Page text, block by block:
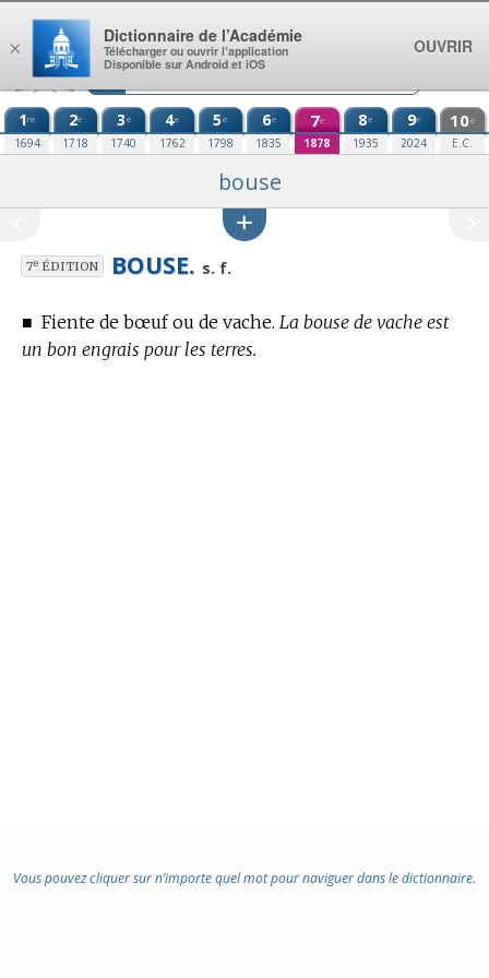
Aller au contenu
1re
1694
2e
1718
3e
1740
4e
1762
5e
1798
6e
1835
7e
1878
8e
1935
9e
2024
10e
E.C.
bouse
7eÉDITION BOUSE. s. f.
■ Fiente de bœuf ou de vache. La bouse de vache est
un bon engrais pour les terres.
Vous pouvez cliquer sur n’importe quel mot pour naviguer dans le dictionnaire.
×
Dictionnaire de l’Académie
Télécharger ou ouvrir l’application
Disponible sur Android et iOS
OUVRIR